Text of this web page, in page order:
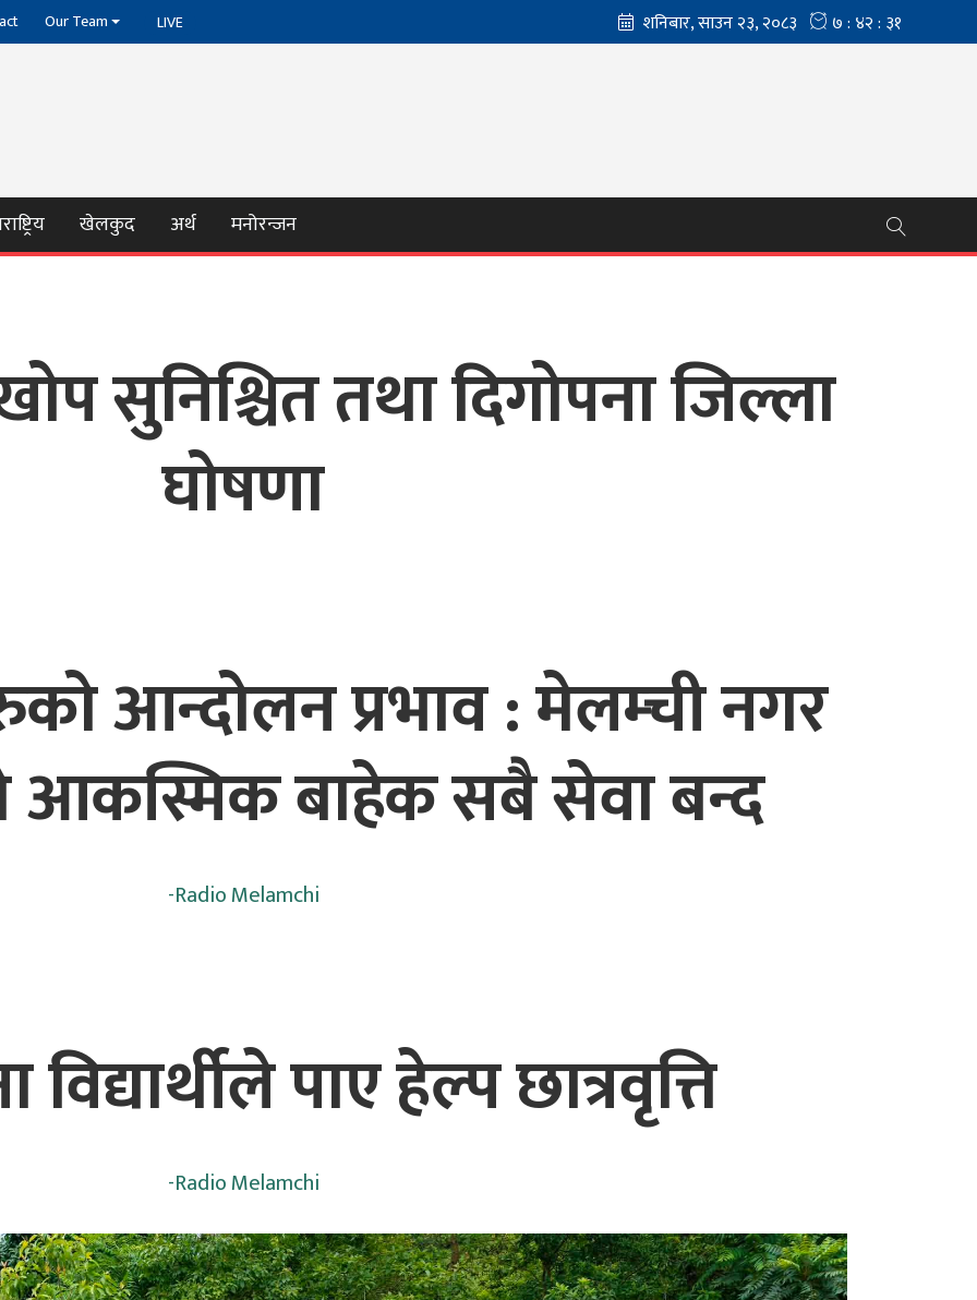
Our Team LIVE
खेलकुद अर्थ मनोरन्जन
सुनिश्चित तथा दिगोपना जिल्ला
घोषणा
आन्दोलन प्रभाव : मेलम्ची नगर
आकस्मिक बाहेक सबै सेवा बन्द
-Radio Melamchi
विद्यार्थीले पाए हेल्प छात्रवृत्ति
-Radio Melamchi